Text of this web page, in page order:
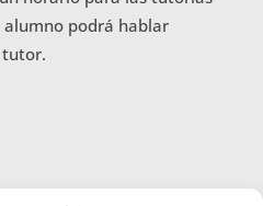
podrá hablar